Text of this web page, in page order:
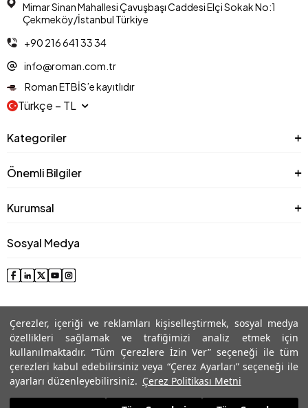
Çerezler, içeriği ve reklamları kişiselleştirmek, sosyal medya
özellikleri sağlamak ve trafiğimizi analiz etmek için
kullanılmaktadır. “Tüm Çerezlere İzin Ver” seçeneği ile tüm
çerezleri kabul edebilirsiniz veya “Çerez Ayarları” seçeneği ile
ayarları düzenleyebilirsiniz. Çerez Politikası Metni
Mimar Sinan Mahallesi Çavuşbaşı Caddesi Elçi Sokak No:1
Çekmeköy/İstanbul Türkiye
+90 216 641 33 34
info@roman.com.tr
Roman ETBİS’e kayıtlıdır
Türkçe − TL
Kategoriler
Önemli Bilgiler
Kurumsal
Sosyal Medya
© 2025 Roman® Tüm Hakları Saklıdır, İzinsiz kullanılamaz